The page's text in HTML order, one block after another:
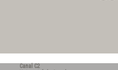
Canal C2